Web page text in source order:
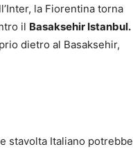
la Fiorentina torna
il Basaksehir Istanbul.
dietro al Basaksehir,
stavolta Italiano potrebbe